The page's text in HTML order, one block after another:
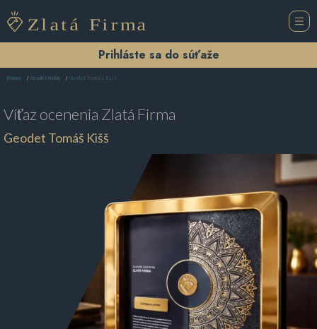
Prihláste sa do súťaže
Domov Geodet Vráble Geodet Tomáš Kišš
Víťaz ocenenia Zlatá Firma
Geodet Tomáš Kišš